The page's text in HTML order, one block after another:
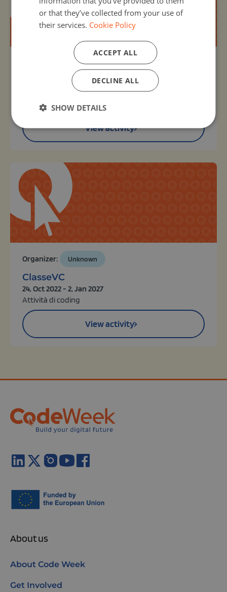
Unknown
TECNOLOGIA
13, Oct 2020 - 21, Dec 2029
La tecnologia
View activity
Organizer: Unknown
ClasseVC
24, Oct 2022 - 2, Jan 2027
Attività di coding
View activity
About us
About Code Week
Get Involved
or that they’ve collected from your use of
their services. Cookie Policy
ACCEPT ALL
DECLINE ALL
SHOW DETAILS